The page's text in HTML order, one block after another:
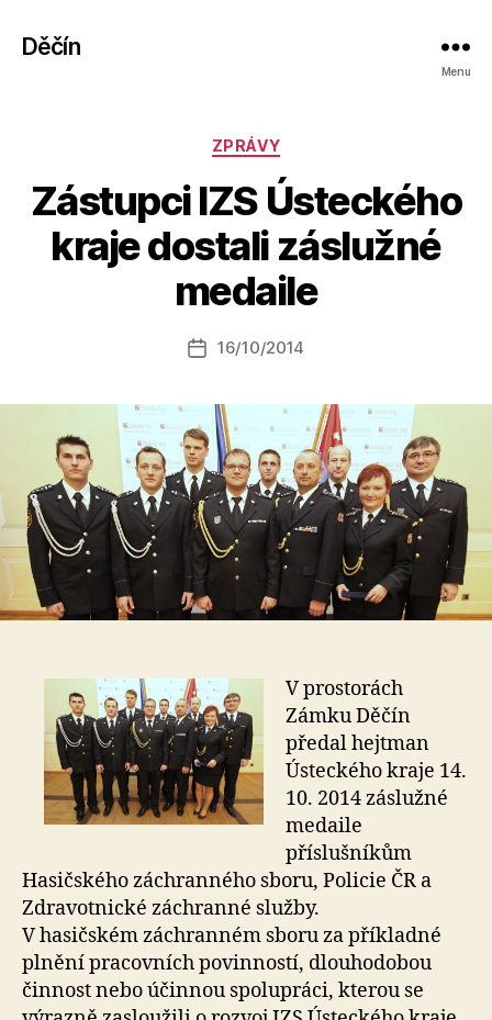
Děčín
Menu
Rubriky
ZPRÁVY
Zástupci IZS Ústeckého
kraje dostali záslužné
medaile
Autor
příspěvku
u
t
a
s
o
Datum
16/10/2014
V prostorách
Zámku Děčín
předal hejtman
Ústeckého kraje 14.
10. 2014 záslužné
medaile
příslušníkům
Hasičského záchranného sboru, Policie ČR a
Zdravotnické záchranné služby.
V hasičském záchranném sboru za příkladné
plnění pracovních povinností, dlouhodobou
činnost nebo účinnou spolupráci, kterou se